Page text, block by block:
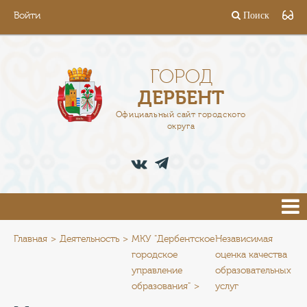
Войти Поиск
ГОРОД
ДЕРБЕНТ
Официальный сайт городского
округа
АДМИНИСТРАЦИЯ
ПРЕСС-ЦЕНТР
Главная Деятельность
МКУ "Дербентское
городское
управление
образования"
Независимая
оценка качества
образовательных
услуг